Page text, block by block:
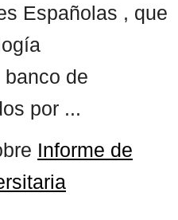
Españolas , que
de
por ...
Informe de